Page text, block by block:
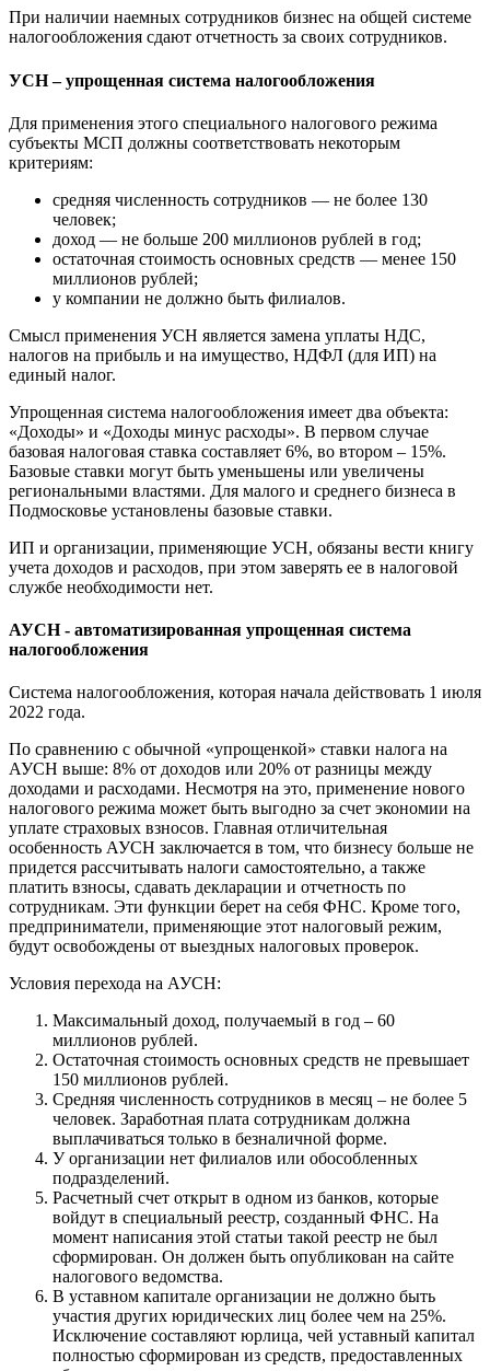
При наличии наемных сотрудников бизнес на общей системе
налогообложения сдают отчетность за своих сотрудников.
УСН – упрощенная система налогообложения
Для применения этого специального налогового режима
субъекты МСП должны соответствовать некоторым
критериям:
средняя численность сотрудников — не более 130
человек;
доход — не больше 200 миллионов рублей в год;
остаточная стоимость основных средств — менее 150
миллионов рублей;
у компании не должно быть филиалов.
Смысл применения УСН является замена уплаты НДС,
налогов на прибыль и на имущество, НДФЛ (для ИП) на
единый налог.
Упрощенная система налогообложения имеет два объекта:
«Доходы» и «Доходы минус расходы». В первом случае
базовая налоговая ставка составляет 6%, во втором – 15%.
Базовые ставки могут быть уменьшены или увеличены
региональными властями. Для малого и среднего бизнеса в
Подмосковье установлены базовые ставки.
ИП и организации, применяющие УСН, обязаны вести книгу
учета доходов и расходов, при этом заверять ее в налоговой
службе необходимости нет.
АУСН - автоматизированная упрощенная система
налогообложения
Система налогообложения, которая начала действовать 1 июля
2022 года.
По сравнению с обычной «упрощенкой» ставки налога на
АУСН выше: 8% от доходов или 20% от разницы между
доходами и расходами. Несмотря на это, применение нового
налогового режима может быть выгодно за счет экономии на
уплате страховых взносов. Главная отличительная
особенность АУСН заключается в том, что бизнесу больше не
придется рассчитывать налоги самостоятельно, а также
платить взносы, сдавать декларации и отчетность по
сотрудникам. Эти функции берет на себя ФНС. Кроме того,
предприниматели, применяющие этот налоговый режим,
будут освобождены от выездных налоговых проверок.
Условия перехода на АУСН:
Максимальный доход, получаемый в год – 60
миллионов рублей.
Остаточная стоимость основных средств не превышает
150 миллионов рублей.
Средняя численность сотрудников в месяц – не более 5
человек. Заработная плата сотрудникам должна
выплачиваться только в безналичной форме.
У организации нет филиалов или обособленных
подразделений.
Расчетный счет открыт в одном из банков, которые
войдут в специальный реестр, созданный ФНС. На
момент написания этой статьи такой реестр не был
сформирован. Он должен быть опубликован на сайте
налогового ведомства.
В уставном капитале организации не должно быть
участия других юридических лиц более чем на 25%.
Исключение составляют юрлица, чей уставный капитал
полностью сформирован из средств, предоставленных